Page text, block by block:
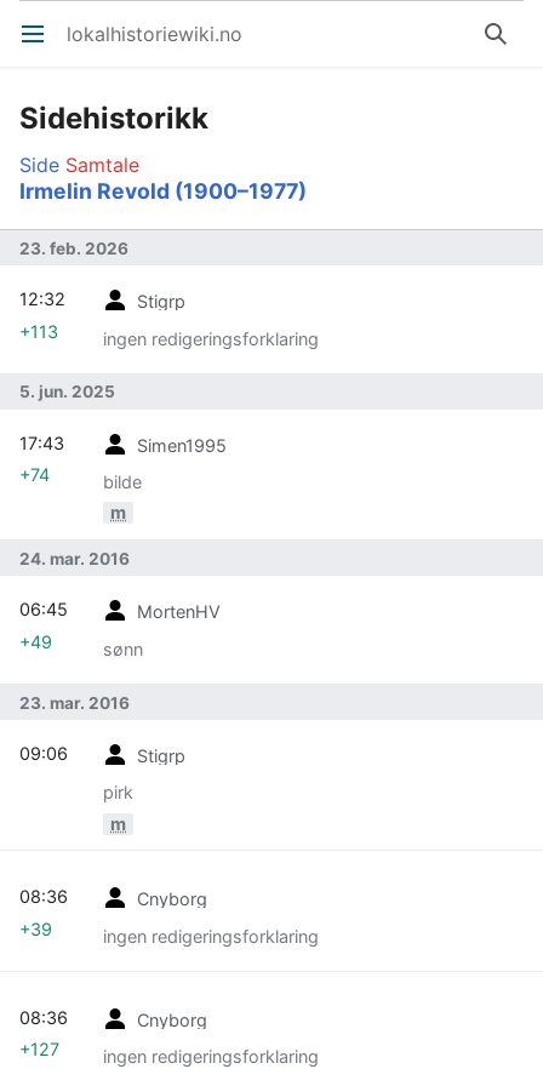
Åpne hovedmenyen lokalhistoriewiki.no Søk
Sidehistorikk
Side Samtale
Irmelin Revold (1900–1977)
23. feb. 2026
Stigrp
ingen redigeringsforklaring
12:32
+113
5. jun. 2025
Simen1995
bilde
m
17:43
+74
24. mar. 2016
MortenHV
sønn
06:45
+49
23. mar. 2016
Stigrp
pirk
m
09:06
Cnyborg
ingen redigeringsforklaring
08:36
+39
Cnyborg
ingen redigeringsforklaring
08:36
+127